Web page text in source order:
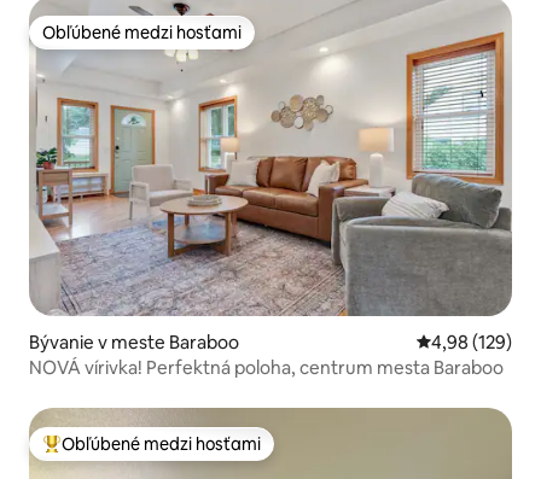
Obľúbené medzi hosťami
Obľúbené medzi hosťami
Bývanie v meste Baraboo Priemerné
4,98 (129)
NOVÁ vírivka! Perfektná poloha, centrum mesta Baraboo
Najobľúbenejšie medzi hosťami
Obľúbené medzi hosťami